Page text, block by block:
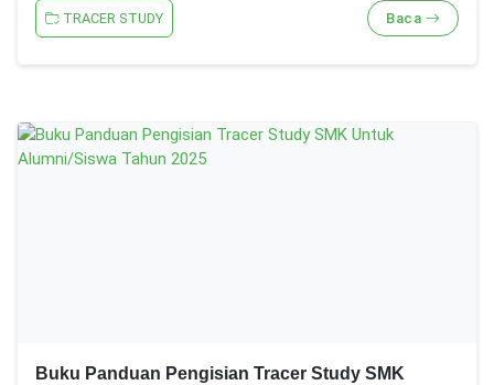
TRACER STUDY Baca
Buku Panduan Pengisian Tracer Study SMK